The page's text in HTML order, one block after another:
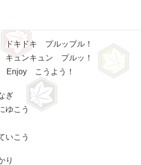
キドキ プルップル！
ュンキュン プルッ！
Enjoy こうよう！
ぎ
ゆこう
いこう
り